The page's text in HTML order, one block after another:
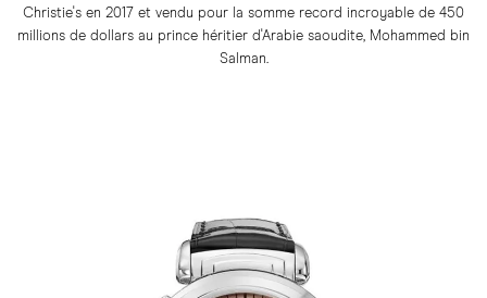
Christie's en 2017 et vendu pour la somme record incroyable de 450
millions de dollars au prince héritier d'Arabie saoudite, Mohammed bin
Salman.